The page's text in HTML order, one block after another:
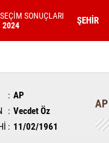
SEÇİM SONUÇLARI
2024
AP
Vecdet Öz
11/02/1961
AP